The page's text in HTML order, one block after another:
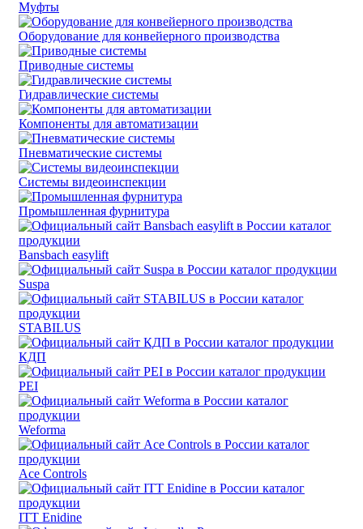
Муфты
Оборудование для конвейерного производства
Приводные системы
Гидравлические системы
Компоненты для автоматизации
Пневматические системы
Системы видеоинспекции
Промышленная фурнитура
Bansbach easylift
Suspa
STABILUS
КДП
PEI
Weforma
Ace Controls
ITT Enidine